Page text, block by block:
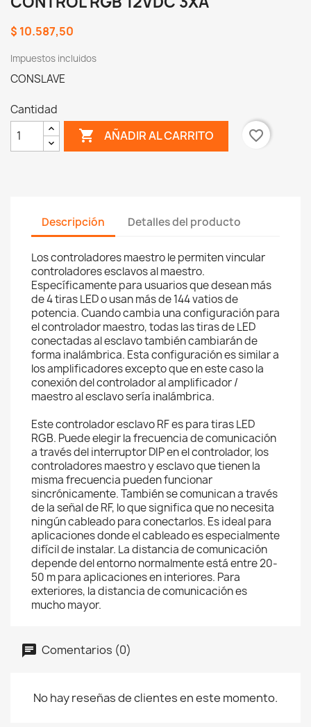
$ 10.587,50
Impuestos incluidos
CONSLAVE
Cantidad
 AÑADIR AL CARRITO favorite_border
Descripción Detalles del producto
Los controladores maestro le permiten vincular
controladores esclavos al maestro.
Específicamente para usuarios que desean más
de 4 tiras LED o usan más de 144 vatios de
potencia. Cuando cambia una configuración para
el controlador maestro, todas las tiras de LED
conectadas al esclavo también cambiarán de
forma inalámbrica. Esta configuración es similar a
los amplificadores excepto que en este caso la
conexión del controlador al amplificador /
maestro al esclavo sería inalámbrica.
Este controlador esclavo RF es para tiras LED
RGB. Puede elegir la frecuencia de comunicación
a través del interruptor DIP en el controlador, los
controladores maestro y esclavo que tienen la
misma frecuencia pueden funcionar
sincrónicamente. También se comunican a través
de la señal de RF, lo que significa que no necesita
ningún cableado para conectarlos. Es ideal para
aplicaciones donde el cableado es especialmente
difícil de instalar. La distancia de comunicación
depende del entorno normalmente está entre 20-
50 m para aplicaciones en interiores. Para
exteriores, la distancia de comunicación es
mucho mayor.
Comentarios (0)
No hay reseñas de clientes en este momento.